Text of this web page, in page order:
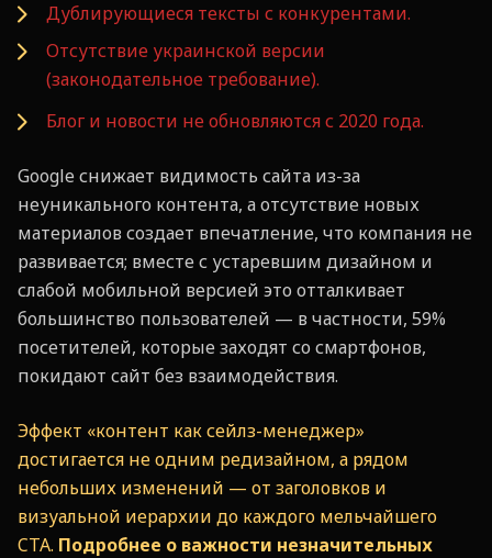
Дублирующиеся тексты с конкурентами.
Отсутствие украинской версии
(законодательное требование).
Блог и новости не обновляются с 2020 года.
Google снижает видимость сайта из-за
неуникального контента, а отсутствие новых
материалов создает впечатление, что компания не
развивается; вместе с устаревшим дизайном и
слабой мобильной версией это отталкивает
большинство пользователей — в частности, 59%
посетителей, которые заходят со смартфонов,
покидают сайт без взаимодействия.
Эффект «контент как сейлз-менеджер»
достигается не одним редизайном, а рядом
небольших изменений — от заголовков и
визуальной иерархии до каждого мельчайшего
CTA. Подробнее о важности незначительных